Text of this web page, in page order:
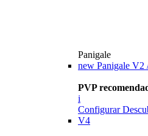
Panigale
new Panigale V2
PVP
i
Configurar
V4